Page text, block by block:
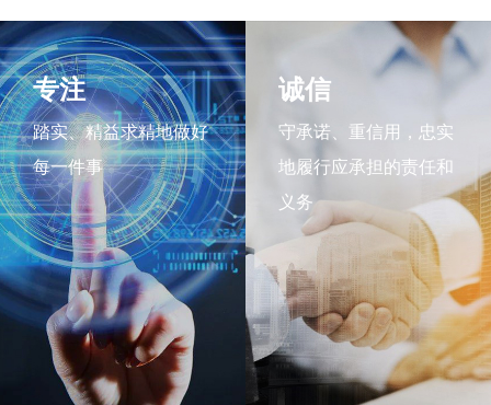
专注
踏实、精益求精地做好
每一件事
诚信
守承诺、重信用，忠实
地履行应承担的责任和
义务